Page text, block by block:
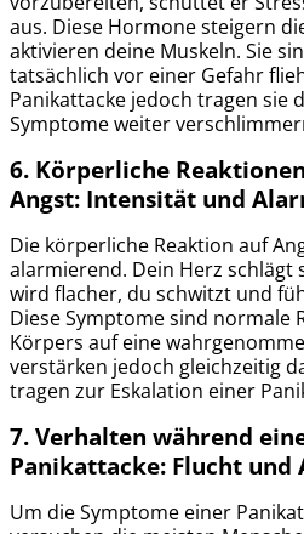
aus. Diese Hormone steigern
aktivieren deine Muskeln. Sie
tatsächlich vor einer Gefahr
Panikattacke jedoch tragen sie
Symptome weiter
6. Körperliche
Angst: Intensität und
Die körperliche Reaktion auf
alarmierend. Dein Herz schlägt
wird flacher, du schwitzt und
Diese Symptome sind normale
Körpers auf eine
verstärken jedoch gleichzeitig
tragen zur Eskalation einer
7. Verhalten während
Panikattacke: Flucht und
Um die Symptome einer